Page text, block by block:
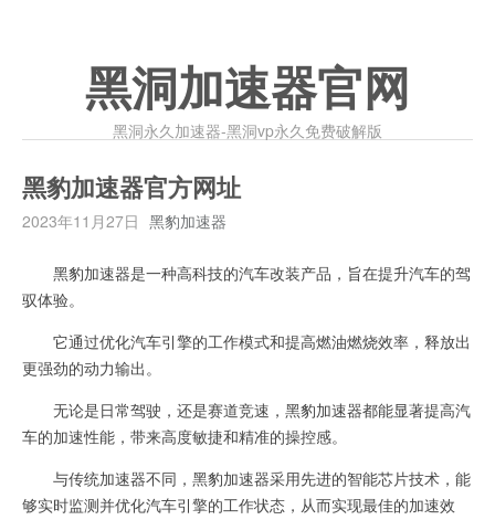
黑洞加速器官网
黑洞永久加速器-黑洞vp永久免费破解版
黑豹加速器官方网址
2023年11月27日 黑豹加速器
黑豹加速器是一种高科技的汽车改装产品，旨在提升汽车的驾
驭体验。
它通过优化汽车引擎的工作模式和提高燃油燃烧效率，释放出
更强劲的动力输出。
无论是日常驾驶，还是赛道竞速，黑豹加速器都能显著提高汽
车的加速性能，带来高度敏捷和精准的操控感。
与传统加速器不同，黑豹加速器采用先进的智能芯片技术，能
够实时监测并优化汽车引擎的工作状态，从而实现最佳的加速效